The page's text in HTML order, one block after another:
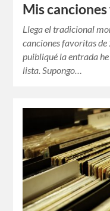
Mis
Llega el tradicional
canciones favoritas
puibliqué la entrada
lista. Supongo…